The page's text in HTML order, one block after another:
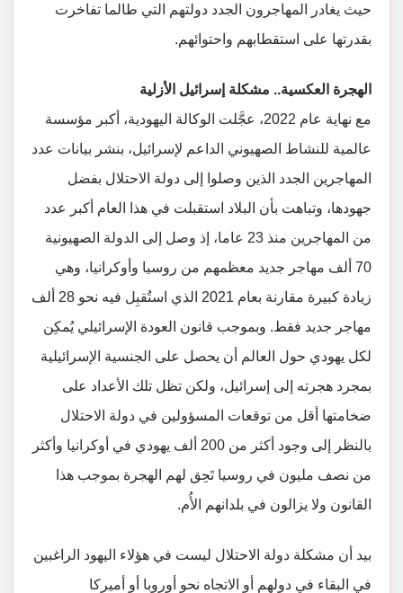
حيث يغادر المهاجرون الجدد دولتهم التي طالما تفاخرت
بقدرتها على استقطابهم واحتوائهم.
الهجرة العكسية.. مشكلة إسرائيل الأزلية
مع نهاية عام 2022، عجَّلت الوكالة اليهودية، أكبر مؤسسة
عالمية للنشاط الصهيوني الداعم لإسرائيل، بنشر بيانات عدد
المهاجرين الجدد الذين وصلوا إلى دولة الاحتلال بفضل
جهودها، وتباهت بأن البلاد استقبلت في هذا العام أكبر عدد
من المهاجرين منذ 23 عاما، إذ وصل إلى الدولة الصهيونية
70 ألف مهاجر جديد معظمهم من روسيا وأوكرانيا، وهي
زيادة كبيرة مقارنة بعام 2021 الذي استُقبِل فيه نحو 28 ألف
مهاجر جديد فقط. وبموجب قانون العودة الإسرائيلي يُمكِن
لكل يهودي حول العالم أن يحصل على الجنسية الإسرائيلية
بمجرد هجرته إلى إسرائيل، ولكن تظل تلك الأعداد على
ضخامتها أقل من توقعات المسؤولين في دولة الاحتلال
بالنظر إلى وجود أكثر من 200 ألف يهودي في أوكرانيا وأكثر
من نصف مليون في روسيا تَحِق لهم الهجرة بموجب هذا
القانون ولا يزالون في بلدانهم الأُم.
بيد أن مشكلة دولة الاحتلال ليست في هؤلاء اليهود الراغبين
في البقاء في دولهم أو الاتجاه نحو أوروبا أو أميركا